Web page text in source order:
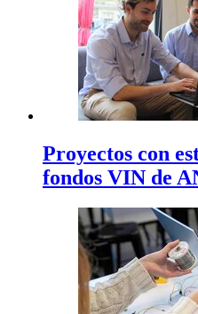
Proyectos con
fondos VIN de